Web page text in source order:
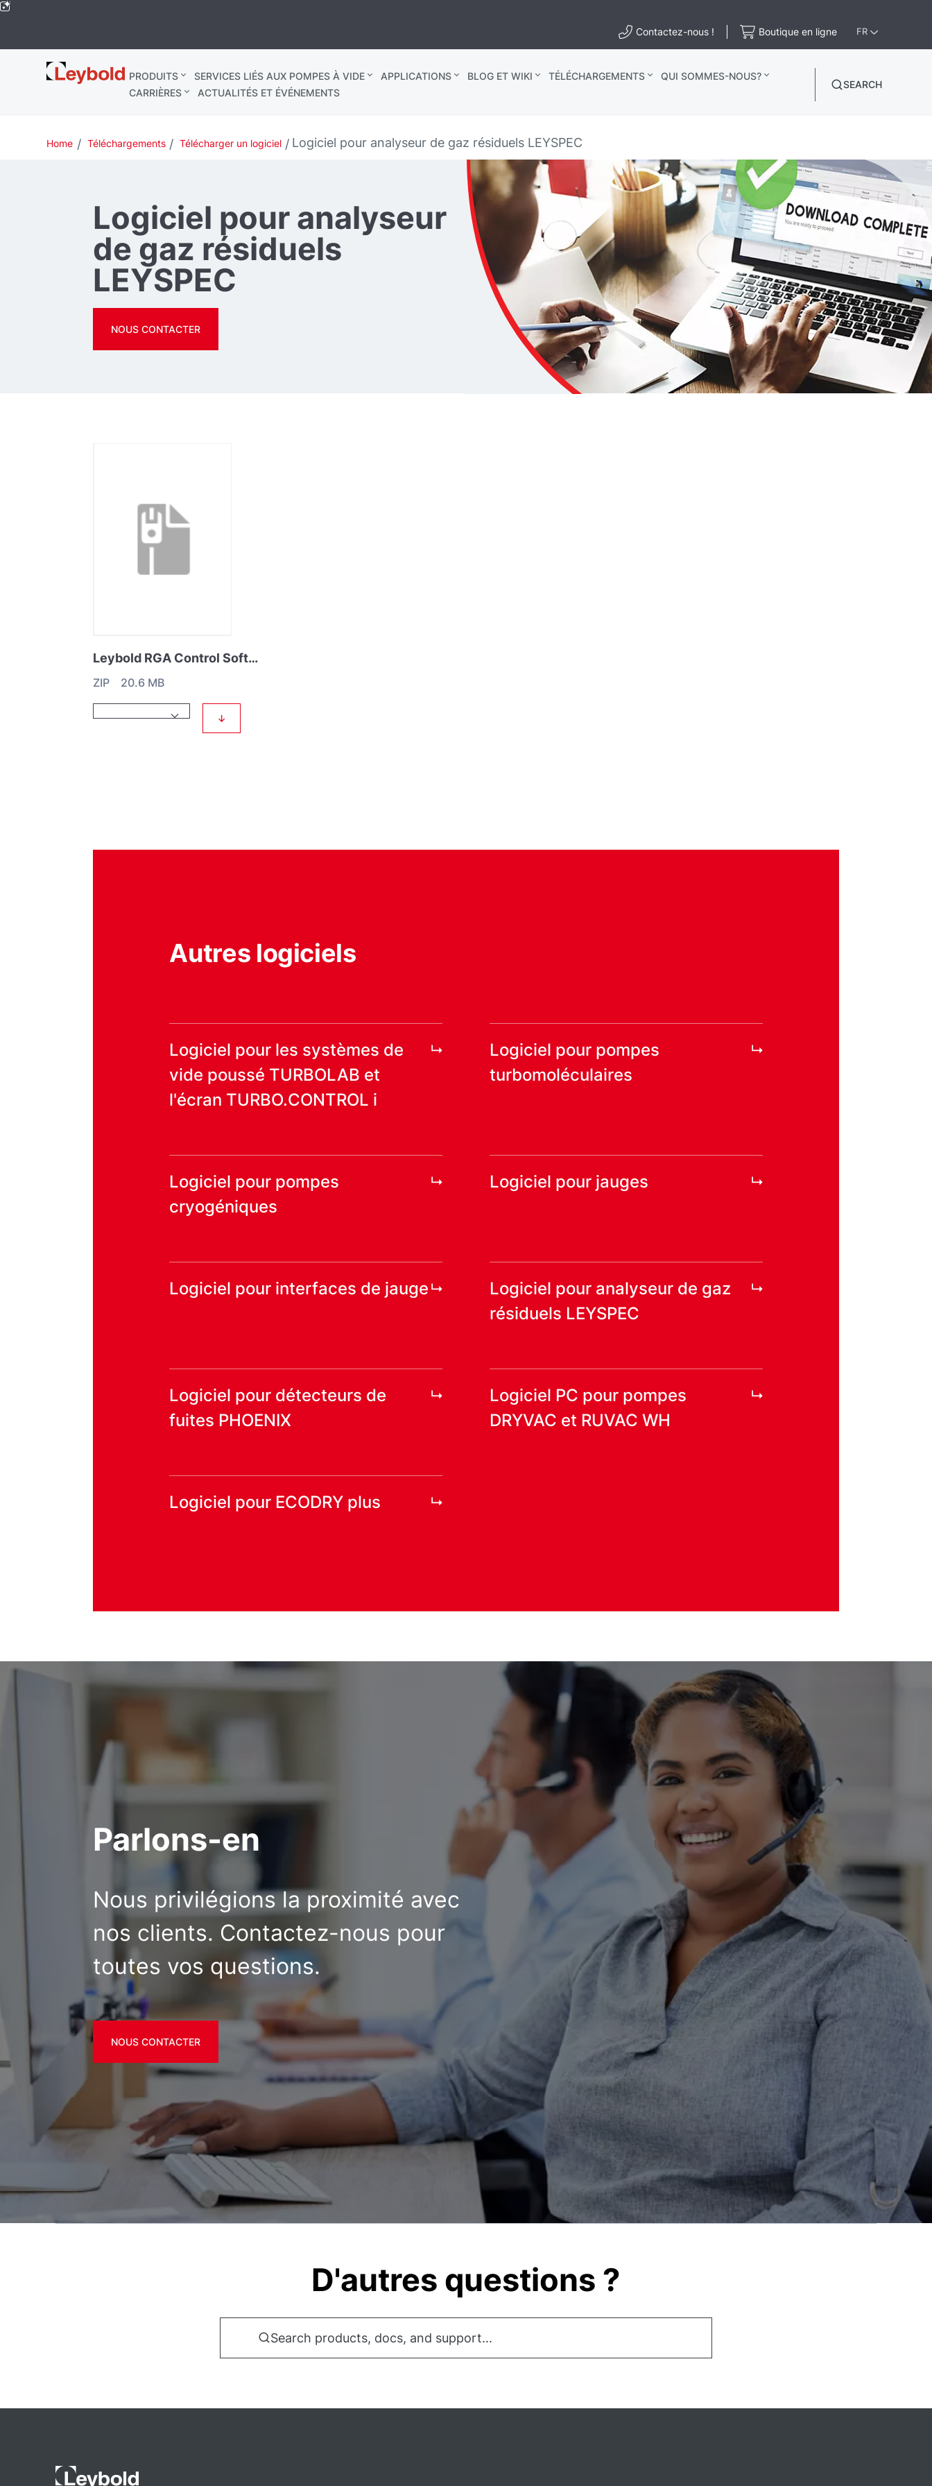
Contactez-nous ! Boutique en ligne FR
Leybold
Mondial
PRODUITS SERVICES LIÉS AUX POMPES À VIDE APPLICATIONS BLOG ET WIKI TÉLÉCHARGEMENTS
QUI SOMMES-NOUS?
CARRIÈRES
ACTUALITÉS ET ÉVÉNEMENTS
SEARCH
Home Téléchargements Télécharger un logiciel Logiciel pour analyseur de gaz résiduels LEYSPEC
Logiciel pour analyseur
de gaz résiduels
LEYSPEC
NOUS CONTACTER
Leybold RGA Control Software
ZIP 20.6 MB
↓
Autres logiciels
Logiciel pour les systèmes de
vide poussé TURBOLAB et
l'écran TURBO.CONTROL i
Logiciel pour pompes
turbomoléculaires
Logiciel pour pompes
cryogéniques
Logiciel pour jauges
Logiciel pour interfaces de jauge
Logiciel pour analyseur de gaz
résiduels LEYSPEC
Logiciel pour détecteurs de
fuites PHOENIX
Logiciel PC pour pompes
DRYVAC et RUVAC WH
Logiciel pour ECODRY plus
Parlons-en
Nous privilégions la proximité avec
nos clients. Contactez-nous pour
toutes vos questions.
NOUS CONTACTER
D'autres questions ?
Search products, docs, and support...